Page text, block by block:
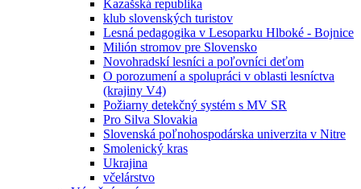
Kazašská republika
klub slovenských turistov
Lesná pedagogika v Lesoparku Hlboké - Bojnice
Milión stromov pre Slovensko
Novohradskí lesníci a poľovníci deťom
O porozumení a spolupráci v oblasti lesníctva
(krajiny V4)
Požiarny detekčný systém s MV SR
Pro Silva Slovakia
Slovenská poľnohospodárska univerzita v Nitre
Smolenický kras
Ukrajina
včelárstvo